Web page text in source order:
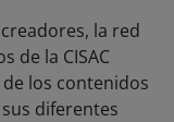
la red
de la CISAC
los contenidos
diferentes